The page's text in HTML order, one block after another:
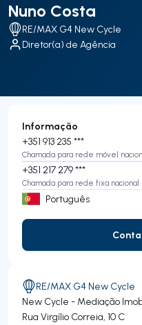
Nuno Costa
RE/MAX G4 New Cycle
Diretor(a) de Agência
Informação
+351 913 235 ***
Chamada para rede móvel
+351 217 279 ***
Chamada para rede fixa nacional
Português
RE/MAX G4 New Cycle
New Cycle - Mediação
Rua Virgílio Correia, 10 C